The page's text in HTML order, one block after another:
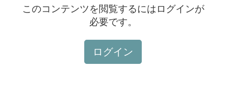
このコンテンツを閲覧するにはログインが
必要です。
ログイン